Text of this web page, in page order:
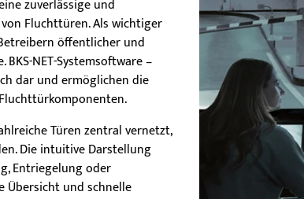
zuverlässige und
Fluchttüren. Als wichtiger
öffentlicher und
NET-Systemsoftware –
dar und ermöglichen die
Türen zentral vernetzt,
Die intuitive Darstellung
Entriegelung oder
Übersicht und schnelle